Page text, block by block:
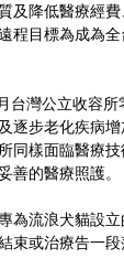
及降低醫療經費
程目標為成為
台灣公立收容
逐步老化疾病
同樣面臨醫療
善的醫療照護。
為流浪犬貓設
束或治療告一